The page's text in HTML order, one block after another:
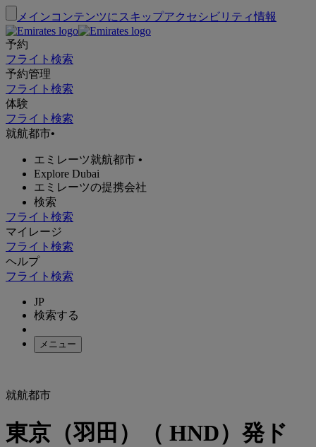
メインコンテンツにスキップアクセシビリティ情報
予約
フライト検索
予約管理
フライト検索
体験
フライト検索
就航都市•
エミレーツ就航都市 •
Explore Dubai
エミレーツの提携会社
検索
フライト検索
マイレージ
フライト検索
ヘルプ
フライト検索
JP
検索する
メニュー
就航都市
東京（羽田）（ HND）発ド